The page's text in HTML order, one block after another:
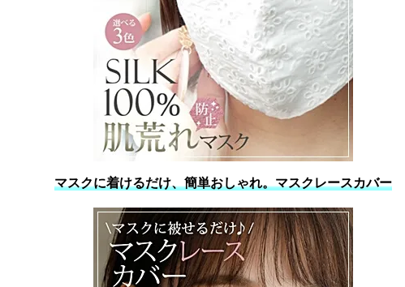
マスクに着けるだけ、簡単おしゃれ。マスクレースカバー